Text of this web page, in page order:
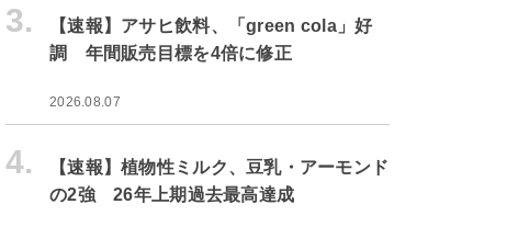
3.
【速報】アサヒ飲料、「green cola」好
調 年間販売目標を4倍に修正
2026.08.07
4.
【速報】植物性ミルク、豆乳・アーモンド
の2強 26年上期過去最高達成